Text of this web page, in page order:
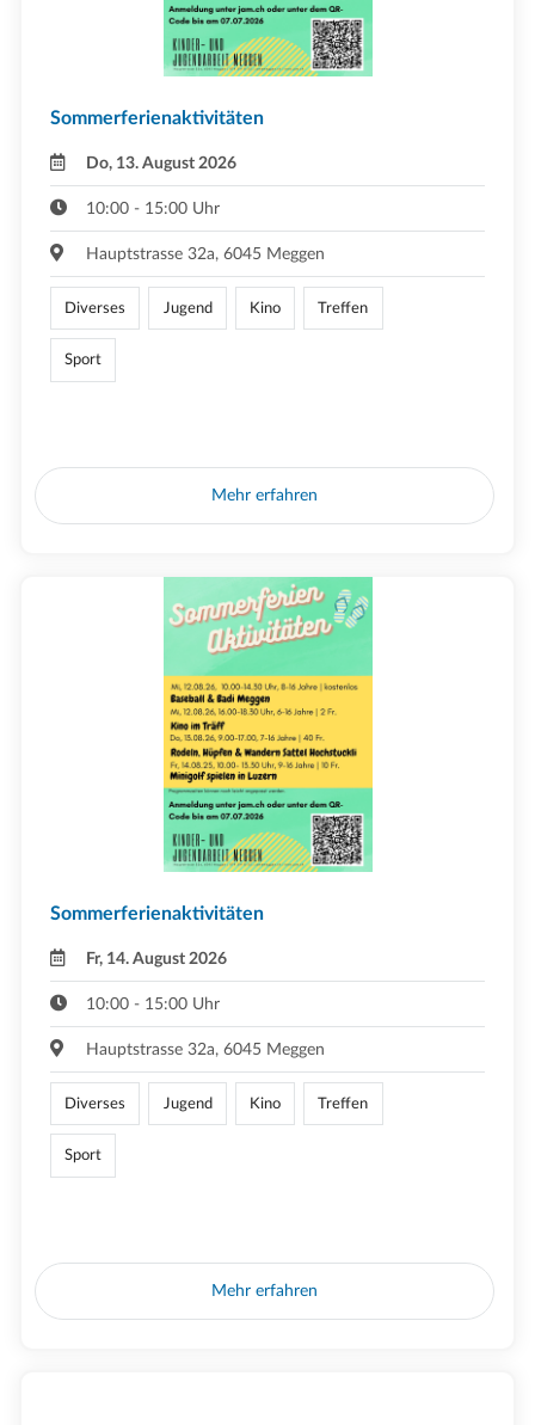
Sommerferienaktivitäten
Do, 13. August 2026
10:00 - 15:00 Uhr
Hauptstrasse 32a, 6045 Meggen
Diverses Jugend Kino Treffen
Sport
Mehr erfahren
Sommerferienaktivitäten
Fr, 14. August 2026
10:00 - 15:00 Uhr
Hauptstrasse 32a, 6045 Meggen
Diverses Jugend Kino Treffen
Sport
Mehr erfahren